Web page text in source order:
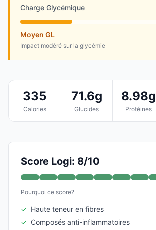
Charge Glycémique
Moyen GL
Impact modéré sur la glycémie
335
Calories
71.6g
Glucides
8.98g
Protéines
Score Logi: 8/10
Pourquoi ce score?
✓ Haute teneur en fibres
✓ Composés anti-inflammatoires